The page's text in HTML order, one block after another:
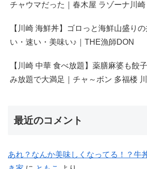
チャウマだった｜春木屋 ラゾーナ川崎
【川崎 海鮮丼】ゴロっと海鮮山盛り
い・速い・美味い♪｜THE漁師DON
【川崎 中華 食べ放題】薬膳麻婆も餃
み放題で大満足｜チャ～ボン 多福楼
最近のコメント
あれ？なんか美味しくなってる！？牛